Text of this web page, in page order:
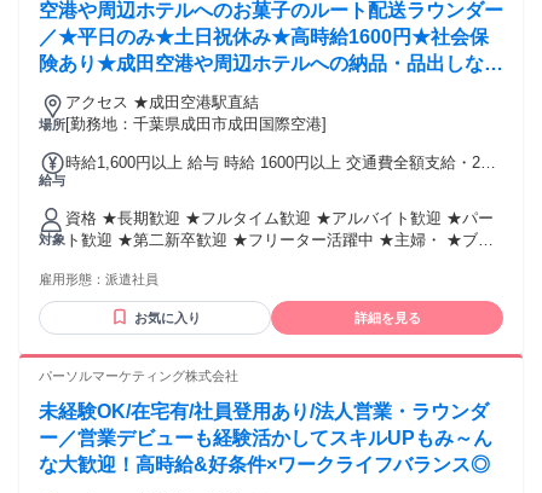
空港や周辺ホテルへのお菓子のルート配送ラウンダー
／★平日のみ★土日祝休み★高時給1600円★社会保
険あり★成田空港や周辺ホテルへの納品・品出しなど
ラウンダー
場所
アクセス ★成田空港駅直結
[勤務地：千葉県成田市成田国際空港]
給与
時給1,600円以上 給与 時給 1600円以上 交通費全額支給・22
直結 ★成田駅から11分 ★佐倉駅から25分 ★酒々井駅から20
分 ★成田市以外からも千葉市、八千代市、佐倉市、四街道
市、酒々井町、船橋市、習志野市、富里市、山武郡、印西
市、鎌ケ谷市、白井市から通勤されています♪ ★車通勤相談
港第２ビル（第２旅客ターミナル） (京成本線)空港第２ビル
（第２旅客ターミナル）
対象
資格 ★長期歓迎 ★フルタイム歓迎 ★アルバイト歓迎 ★パー
ト歓迎 ★第二新卒歓迎 ★フリーター活躍中 ★主婦・ ★ブラ
自動車運転免許必須(ATM限定もOK)
雇用形態： 派遣社員
お気に入り 詳細を見る
パーソルマーケティング株式会社
未経験OK/在宅有/社員登用あり/法人営業・ラウンダ
ー／営業デビューも経験活かしてスキルUPもみ～ん
な大歓迎！高時給&好条件×ワークライフバランス◎